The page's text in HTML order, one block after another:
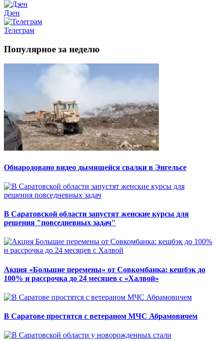
Дзен
Телеграм
Популярное за неделю
Обнародовано видео дымящейся свалки в Энгельсе
В Саратовской области запустят женские курсы для
решения "повседневных задач"
Акция «Большие перемены» от Совкомбанка: кешбэк до
100% и рассрочка до 24 месяцев с «Халвой»
В Саратове простятся с ветераном МЧС Абрамовичем